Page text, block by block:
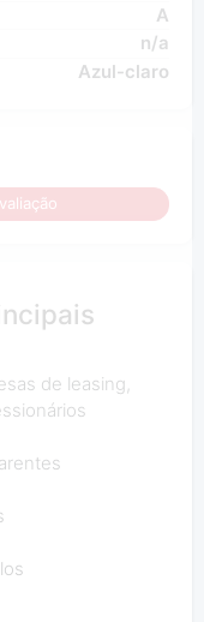
A
n/a
Azul-claro
de leasing,